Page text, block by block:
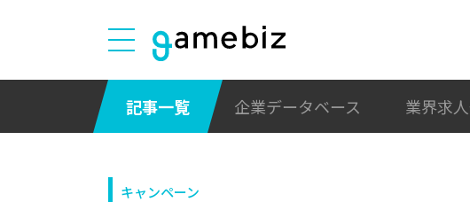
記事一覧 企業データベース 業界求
キャンペーン